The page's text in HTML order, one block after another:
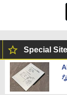
Special Site